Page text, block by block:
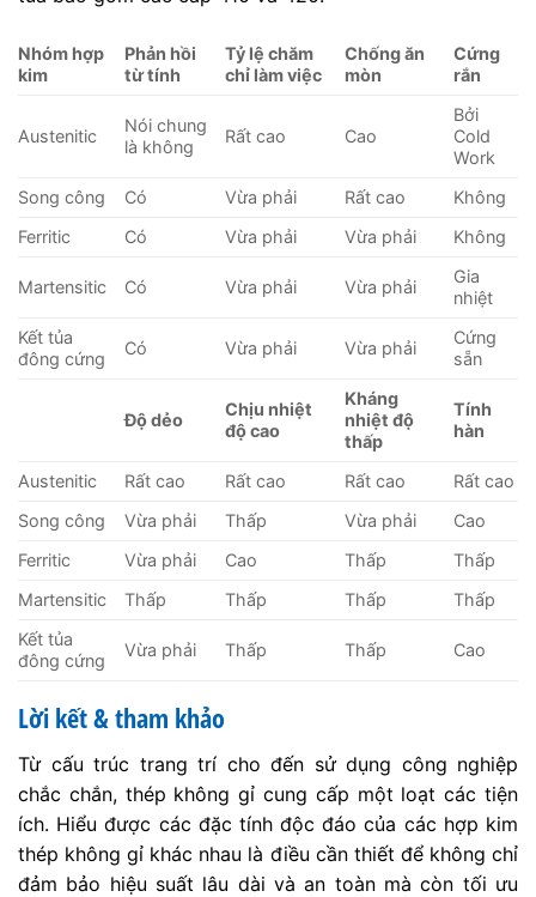
Nhóm hợp
kim
Phản hồi
từ tính
Tỷ lệ chăm
chỉ làm việc
Chống ăn
mòn
Cứng
rắn
Austenitic
Nói chung
là không
Rất cao Cao
Bởi
Cold
Work
Song công
Có Vừa phải Rất cao
Không
Ferritic
Có Vừa phải Vừa phải Không
Martensitic Có Vừa phải Vừa phải
Gia
nhiệt
Kết tủa
đông cứng
Có Vừa phải Vừa phải
Cứng
sẵn
Độ dẻo
Chịu nhiệt
độ cao
Kháng
nhiệt độ
thấp
Tính
hàn
Austenitic Rất cao Rất cao Rất cao
Rất cao
Song công
Vừa phải Thấp Vừa phải
Cao
Ferritic
Vừa phải Cao Thấp
Thấp
Martensitic
Thấp Thấp Thấp
Thấp
Kết tủa
đông cứng
Vừa phải Thấp Thấp Cao
Lời kết & tham khảo
Từ cấu trúc trang trí cho đến sử dụng công nghiệp
chắc chắn, thép không gỉ cung cấp một loạt các tiện
ích. Hiểu được các đặc tính độc đáo của các hợp kim
thép không gỉ khác nhau là điều cần thiết để không chỉ
đảm bảo hiệu suất lâu dài và an toàn mà còn tối ưu